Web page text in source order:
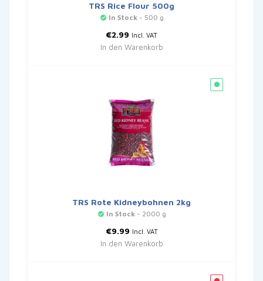
TRS Rice Flour 500g
In Stock- 500 g
€2.99 Incl. VAT
In den Warenkorb
TRS Rote Kidneybohnen 2kg
In Stock- 2000 g
€9.99 Incl. VAT
In den Warenkorb